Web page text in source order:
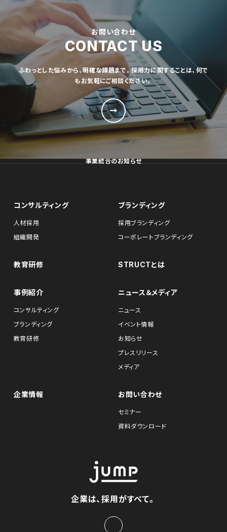
お問い合わせ
CONTACT US
ふわっとした悩みから、明確な課題まで。採用力に関することは、何で
もお気軽にご相談ください。
事業統合のお知らせ
コンサルティング
人材採用
組織開発
ブランディング
採用ブランディング
コーポレートブランディング
教育研修 STRUCTとは
事例紹介
コンサルティング
ブランディング
教育研修
ニュース＆メディア
ニュース
イベント情報
お知らせ
プレスリリース
メディア
企業情報 お問い合わせ
セミナー
資料ダウンロード
企業は、採用がすべて。